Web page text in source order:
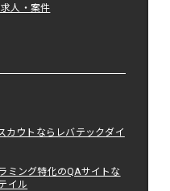
人・案件
カウトならレバテックダイ
ミング特化のQAサイトな
イル